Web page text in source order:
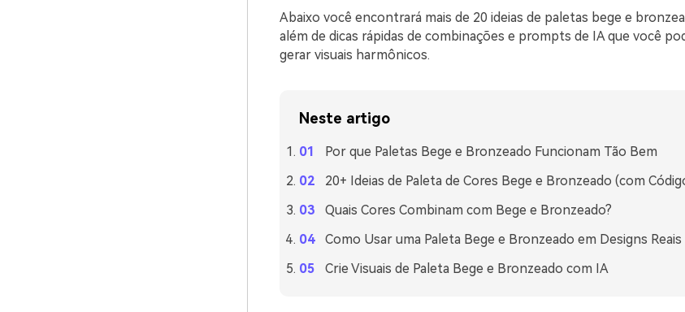
Abaixo você encontrará mais de 20 ideias de paletas bege e
além de dicas rápidas de combinações e prompts de IA que você
gerar visuais harmônicos.
Neste artigo
Por que Paletas Bege e Bronzeado Funcionam Tão Bem
20+ Ideias de Paleta de Cores Bege e Bronzeado (com
Quais Cores Combinam com Bege e Bronzeado?
Como Usar uma Paleta Bege e Bronzeado em Designs Reais
Crie Visuais de Paleta Bege e Bronzeado com IA